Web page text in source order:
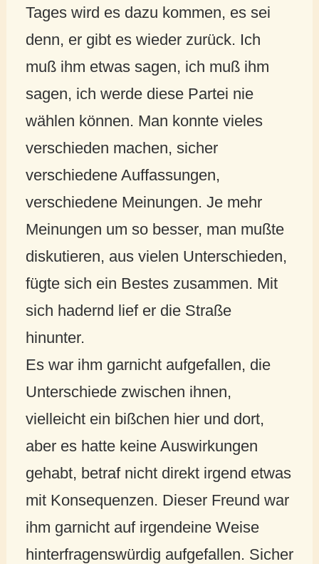
Tages wird es dazu kommen, es sei
denn, er gibt es wieder zurück. Ich
muß ihm etwas sagen, ich muß ihm
sagen, ich werde diese Partei nie
wählen können. Man konnte vieles
verschieden machen, sicher
verschiedene Auffassungen,
verschiedene Meinungen. Je mehr
Meinungen um so besser, man mußte
diskutieren, aus vielen Unterschieden,
fügte sich ein Bestes zusammen. Mit
sich hadernd lief er die Straße
hinunter.
Es war ihm garnicht aufgefallen, die
Unterschiede zwischen ihnen,
vielleicht ein bißchen hier und dort,
aber es hatte keine Auswirkungen
gehabt, betraf nicht direkt irgend etwas
mit Konsequenzen. Dieser Freund war
ihm garnicht auf irgendeine Weise
hinterfragenswürdig aufgefallen. Sicher